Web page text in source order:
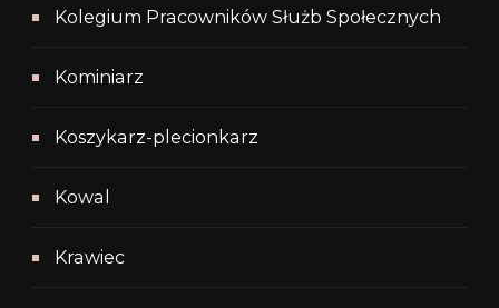
Kolegium Pracowników Służb Społecznych
Kominiarz
Koszykarz-plecionkarz
Kowal
Krawiec